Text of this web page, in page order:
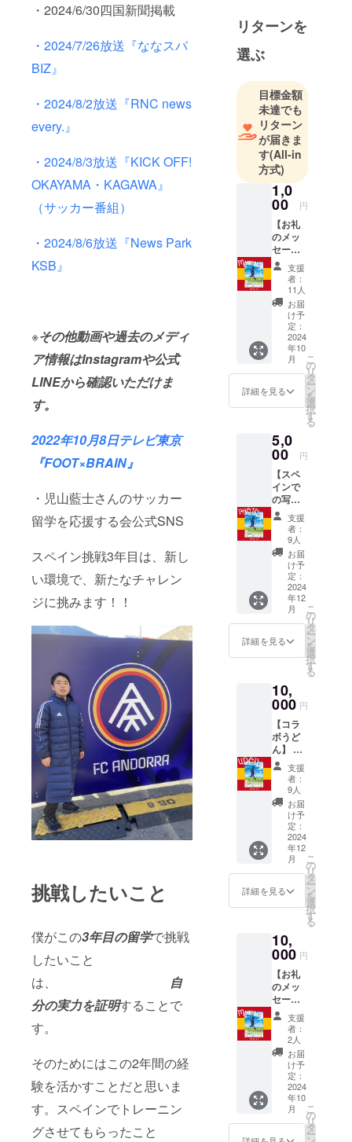
・2024/6/30四国新聞掲載
・2024/7/26放送『ななスパ
BIZ』
・2024/8/2放送『RNC news
every.』
・2024/8/3放送『KICK OFF!
OKAYAMA・KAGAWA』
（サッカー番組）
・2024/8/6放送『News Park
KSB』
※その他動画や過去のメディ
ア情報はInstagramや公式
LINEから確認いただけま
す。
2022年10月8日テレビ東京
『FOOT×BRAIN』
・児山藍士さんのサッカー
留学を応援する会公式SNS
スペイン挑戦3年目は、新し
い環境で、新たなチャレン
ジに挑みます！！
挑戦したいこと
僕がこの3年目の留学で挑戦
したいこと
は、 自
分の実力を証明することで
す。
そのためにはこの2年間の経
験を活かすことだと思いま
す。スペインでトレーニン
グさせてもらったこと
夢を叶える
インでサッ
を頑張って
いますが、
留学にはた
くさんの費
用がかかり
ます。1日で
も長くスペ
インでサッ
カーをした
いです。
どうか応援
して下さ
リターンを
選ぶ
目標金額
未達でも
リターン
が届きま
す(All-in
方式)
1,0
00 円
【お礼
のメッ
セー
ジ】今
年の10
月頃ま
でにお
礼の
メッ
セージ
を応援
する会
の公式
LINE又
はメー
す。
（『LIN
E』
or『メ
ール』
のどち
らをご
希望さ
れるか
備考欄
にご記
入くだ
さると
幸いで
す。）
※LINE
アカウ
日個別
にメッ
にてお
伺いさ
せてい
ただき
ます。
支援
者：
11人
お届
け予
定：
2024
年10
月
詳細を見る
こ
の
リ
タ
ー
ン
を
選
択
す
る
5,0
00 円
【スペ
インで
の写
真】 ・
今年の
12月頃
にメー
ルで送
りま
す。 ・
応援す
る会公
式LINE
から送
信でき
です。
（メー
ルだと
未確認
や行き
違いが
多いの
で。）
備考欄
に
『LINE
or『メ
ール』
のどち
らを希
望され
ますと
幸いで
※LINE
アカウ
ントに
ついて
は、後
日個別
にメッ
セージ
にてお
伺いさ
せてい
ただき
ます。
支援
者：
9人
お届
け予
定：
2024
年12
月
詳細を見る
こ
の
リ
タ
ー
ン
を
選
択
す
る
10,
000 円
【コラ
ボうど
ん】 ・
僕の好
きな地
元のう
どんに
『応援
する
会』の
ロゴ入
りシー
ルを付
属して
送りま
販売の
主体
は、㈱
藤井製
麺様と
なりま
すの
で、㈱
藤井製
麺様か
ら商品
が届き
ます。
・うど
んは6人
前で
す。 ・
支援
者：
9人
お届
け予
定：
2024
年12
月
詳細を見る
こ
の
リ
タ
ー
ン
を
選
択
す
る
10,
000 円
【お礼
のメッ
セー
ジ】今
年の10
月頃ま
でにお
礼の
メッ
セージ
を応援
する会
の公式
LINE又
支援
者：
2人
お届
け予
定：
2024
年10
月
こ
の
リ
タ
ー